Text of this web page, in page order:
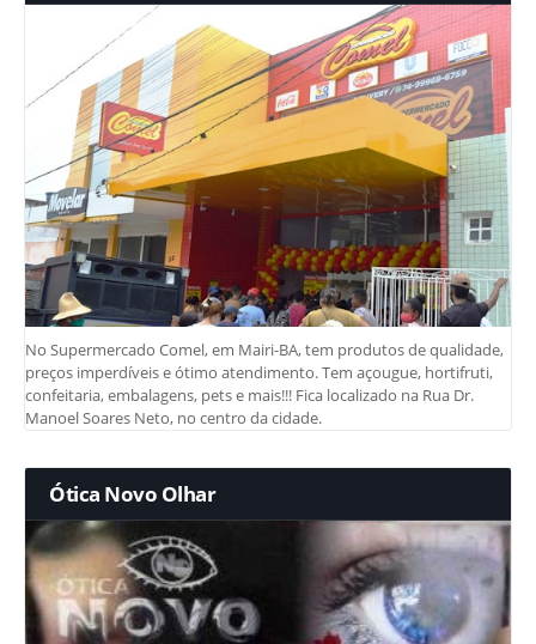
No Supermercado Comel, em Mairi-BA, tem produtos de qualidade,
preços imperdíveis e ótimo atendimento. Tem açougue, hortifruti,
confeitaria, embalagens, pets e mais!!! Fica localizado na Rua Dr.
Manoel Soares Neto, no centro da cidade.
Ótica Novo Olhar